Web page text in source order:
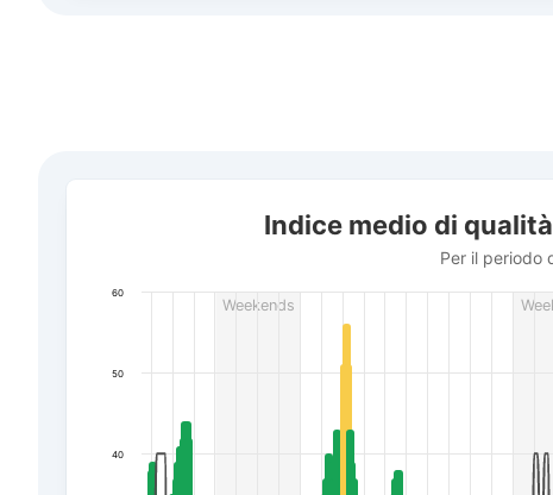
Combination chart with 3 data series.
The chart has 3 Y axes displaying AQI PM2.5, Wind
Weekends
Indice medio di
Per il periodo
40
50
60